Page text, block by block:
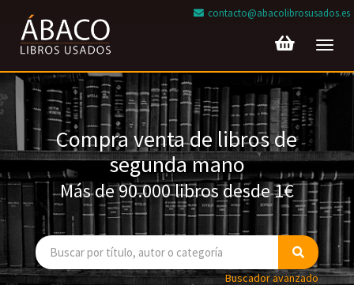
contacto@abacolibrosusados.es
Compra venta de libros de
segunda mano
Más de 90.000 libros desde 1€
Buscador avanzado